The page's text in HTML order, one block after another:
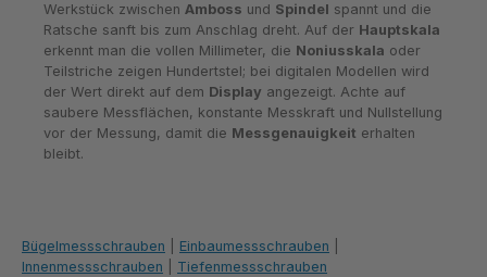
Werkstück zwischen Amboss und Spindel spannt und die
Ratsche sanft bis zum Anschlag dreht. Auf der Hauptskala
erkennt man die vollen Millimeter, die Noniusskala oder
Teilstriche zeigen Hundertstel; bei digitalen Modellen wird
der Wert direkt auf dem Display angezeigt. Achte auf
saubere Messflächen, konstante Messkraft und Nullstellung
vor der Messung, damit die Messgenauigkeit erhalten
bleibt.
Bügelmessschrauben Einbaumessschrauben
Innenmessschrauben
Tiefenmessschrauben